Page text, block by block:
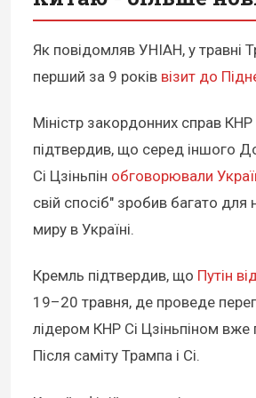
Як повідомляв УНІАН, у травні
перший за 9 років візит до
Міністр закордонних справ КНР
підтвердив, що серед іншого
Сі Цзіньпін обговорювали
свій спосіб" зробив багато
миру в Україні.
Кремль підтвердив, що Путін
19–20 травня, де проведе
лідером КНР Сі Цзіньпіном вже
Після саміту Трампа і Сі.